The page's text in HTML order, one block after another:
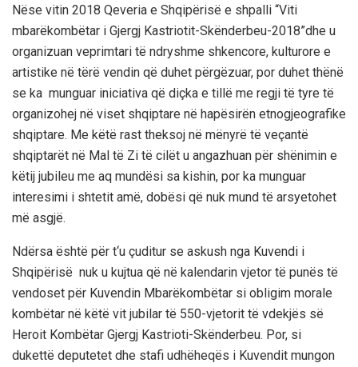
Nëse vitin 2018 Qeveria e Shqipërisë e shpalli “Viti
mbarëkombëtar i Gjergj Kastriotit-Skënderbeu-2018”dhe u
organizuan veprimtari të ndryshme shkencore, kulturore e
artistike në tërë vendin që duhet përgëzuar, por duhet thënë
se ka munguar iniciativa që diçka e tillë me regji të tyre të
organizohej në viset shqiptare në hapësirën etnogjeografike
shqiptare. Me këtë rast theksoj në mënyrë të veçantë
shqiptarët në Mal të Zi të cilët u angazhuan për shënimin e
këtij jubileu me aq mundësi sa kishin, por ka munguar
interesimi i shtetit amë, dobësi që nuk mund të arsyetohet
më asgjë.
Ndërsa është për t‘u çuditur se askush nga Kuvendi i
Shqipërisë nuk u kujtua që në kalendarin vjetor të punës të
vendoset për Kuvendin Mbarëkombëtar si obligim morale
kombëtar në këtë vit jubilar të 550-vjetorit të vdekjës së
Heroit Kombëtar Gjergj Kastrioti-Skënderbeu. Por, si
dukettë deputetet dhe stafi udhëheqës i Kuvendit mungon